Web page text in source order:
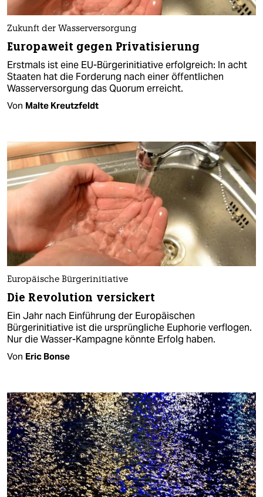
Zukunft der Wasserversorgung
Europaweit gegen Privatisierung
Erstmals ist eine EU-Bürgerinitiative erfolgreich: In acht
Staaten hat die Forderung nach einer öffentlichen
Wasserversorgung das Quorum erreicht.
Von Malte Kreutzfeldt
Europäische Bürgerinitiative
Die Revolution versickert
Ein Jahr nach Einführung der Europäischen
Bürgerinitiative ist die ursprüngliche Euphorie verflogen.
Nur die Wasser-Kampagne könnte Erfolg haben.
Von Eric Bonse